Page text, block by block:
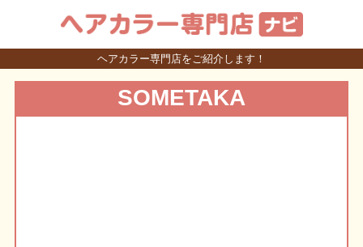
ヘアカラー専門店をご紹介します！
SOMETAKA